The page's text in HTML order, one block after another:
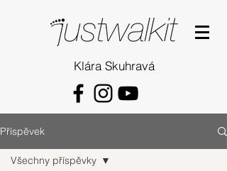
Klára Skuhravá
Příspěvek
Všechny příspěvky